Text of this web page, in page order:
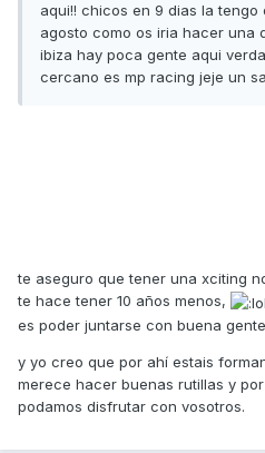
aqui!! chicos en 9 dias la
agosto como os iria hacer una
ibiza hay poca gente aqui
cercano es mp racing jeje un
te aseguro que tener una xciting
te hace tener 10 años menos,
es poder juntarse con buena
y yo creo que por ahí estais
merece hacer buenas rutillas y
podamos disfrutar con vosotros.